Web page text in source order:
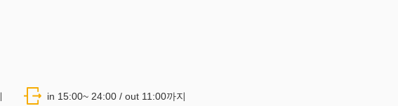
in 15:00~ 24:00 / out 11:00까지